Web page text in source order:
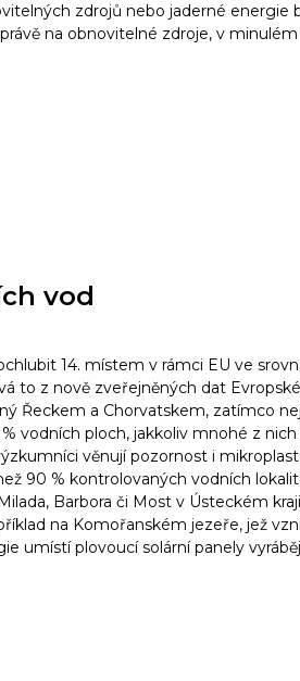
zdrojů nebo jaderné
na obnovitelné zdroje, v
vod
14. místem v rámci EU ve
to z nově zveřejněných dat
Řeckem a Chorvatskem, zatímco
vodních ploch, jakkoliv mnohé z
věnují pozornost i
90 % kontrolovaných vodních
Barbora či Most v Ústeckém
na Komořanském jezeře, jež
umístí plovoucí solární panely